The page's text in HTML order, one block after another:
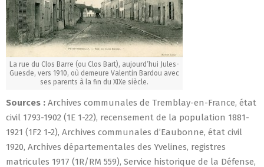
La rue du Clos Barre (ou Clos Bart), aujourd’hui Jules-
Guesde, vers 1910, où demeure Valentin Bardou avec
ses parents à la fin du XIXe siècle.
Sources : Archives communales de Tremblay-en-France, état
civil 1793-1902 (1E 1-22), recensement de la population 1881-
1921 (1F2 1-2), Archives communales d’Eaubonne, état civil
1920, Archives départementales des Yvelines, registres
matricules 1917 (1R/RM 559), Service historique de la Défense,